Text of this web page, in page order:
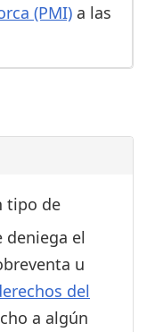
(PMI) a las
tipo de
deniega el
u
del
a algún